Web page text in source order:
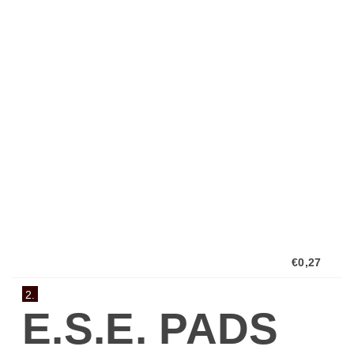
€0,27
2.
E.S.E. PADS